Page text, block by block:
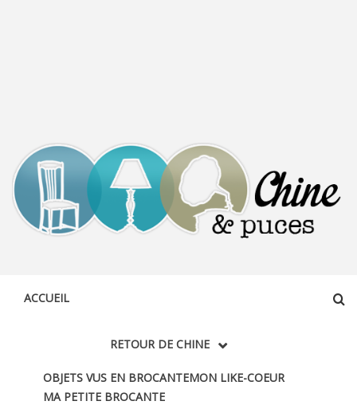
ACCUEIL
RETOUR DE CHINE
OBJETS VUS EN BROCANTEMON LIKE-COEUR
MA PETITE BROCANTE